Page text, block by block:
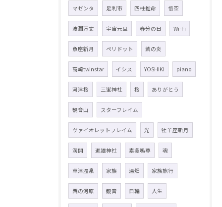
マゼンタ 足利市 四柱推命 悟空
波瀾万丈 宇宙元旦 春分の日 Wi-Fi
魚座新月 ペリドット 紫の炎
高崎twinstar イシス YOSHIKI piano
河津桜 三峯神社 桜 ありがとう
観音山 スターフレイム
ヴァイオレットフレイム 光 牡羊座新月
満開 進雄神社 素戔嗚尊 魂
草津温泉 家族 湯畑 家族旅行
西の河原 観音 日輪 人生